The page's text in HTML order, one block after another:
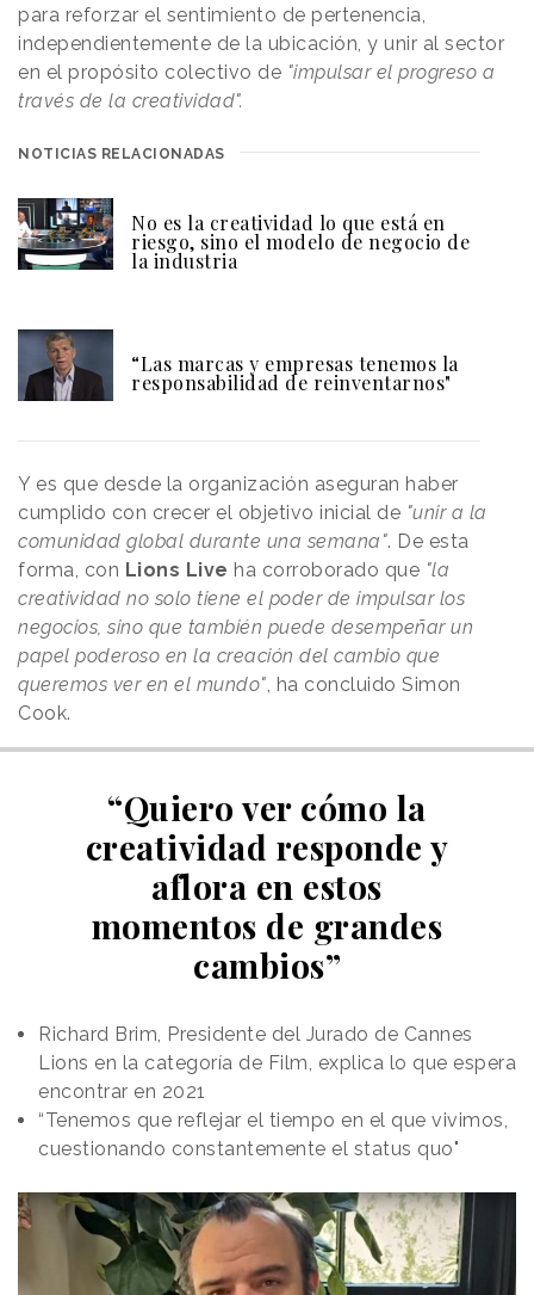
para reforzar el sentimiento de pertenencia,
independientemente de la ubicación, y unir al sector
en el propósito colectivo de "impulsar el progreso a
través de la creatividad".
NOTICIAS RELACIONADAS
No es la creatividad lo que está en
riesgo, sino el modelo de negocio de
la industria
“Las marcas y empresas tenemos la
responsabilidad de reinventarnos"
Y es que desde la organización aseguran haber
cumplido con crecer el objetivo inicial de "unir a la
comunidad global durante una semana". De esta
forma, con Lions Live ha corroborado que "la
creatividad no solo tiene el poder de impulsar los
negocios, sino que también puede desempeñar un
papel poderoso en la creación del cambio que
queremos ver en el mundo", ha concluido Simon
Cook.
“Quiero ver cómo la
creatividad responde y
aflora en estos
momentos de grandes
cambios”
Richard Brim, Presidente del Jurado de Cannes
Lions en la categoría de Film, explica lo que espera
encontrar en 2021
“Tenemos que reflejar el tiempo en el que vivimos,
cuestionando constantemente el status quo"